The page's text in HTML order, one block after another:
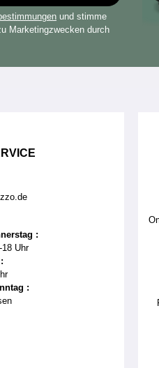
und stimme
Marketingzwecken durch
:
18 Uhr
: